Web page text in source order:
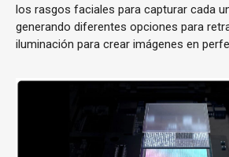
los rasgos faciales para capturar cada
generando diferentes opciones para
iluminación para crear imágenes en